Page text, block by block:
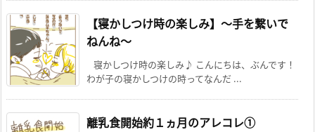
【寝かしつけ時の楽しみ】～手を繋いで
ねんね～
寝かしつけ時の楽しみ♪ こんにちは、ぶんです！
わが子の寝かしつけの時ってなんだ ...
離乳食開始約１ヵ月のアレコレ①